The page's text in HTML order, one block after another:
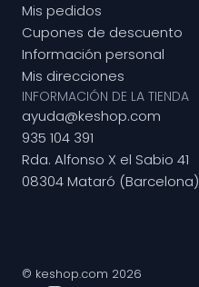
Mis pedidos
Cupones de descuento
Información personal
Mis direcciones
INFORMACIÓN DE LA TIENDA
ayuda@keshop.com
935 104 391
Rda. Alfonso X el Sabio 41
08304 Mataró (Barcelona)
© keshop.com 2026